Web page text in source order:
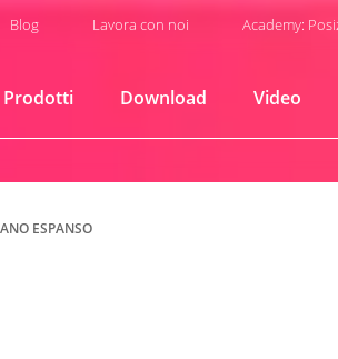
Blog Lavora con noi Academy:
Prodotti Download Video
ESPANSO